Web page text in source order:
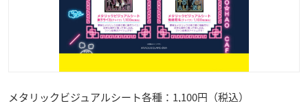
メタリックビジュアルシート各種：1,100円（税込）